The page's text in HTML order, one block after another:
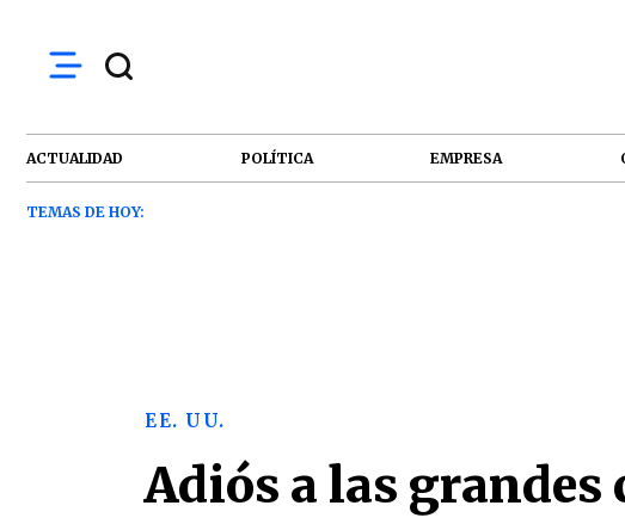
ACTUALIDAD POLÍTICA EMPRESA
TEMAS DE HOY:
EE. UU.
Adiós a las grandes